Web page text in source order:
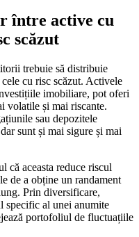
între active cu
scăzut
trebuie să distribuie
cu risc scăzut. Activele
imobiliare, pot oferi
volatile și mai riscante.
sau depozitele
sunt și mai sigure și mai
că aceasta reduce riscul
de a obține un randament
Prin diversificare,
specific al unei anumite
portofoliul de fluctuațiile